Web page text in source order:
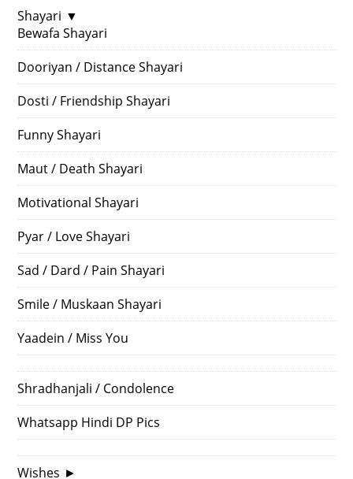
Shayari ▼
Bewafa Shayari
Dooriyan / Distance Shayari
Dosti / Friendship Shayari
Funny Shayari
Maut / Death Shayari
Motivational Shayari
Pyar / Love Shayari
Sad / Dard / Pain Shayari
Smile / Muskaan Shayari
Yaadein / Miss You
Shradhanjali / Condolence
Whatsapp Hindi DP Pics
Wishes ►